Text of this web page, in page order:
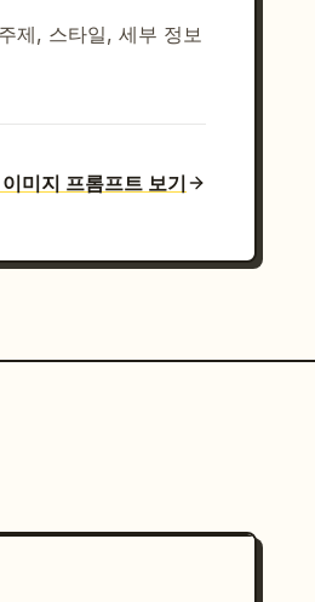
제, 스타일, 세부 정보
미지 프롬프트 보기